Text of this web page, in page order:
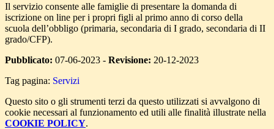
Il servizio consente alle famiglie di presentare la domanda di
iscrizione on line per i propri figli al primo anno di corso della
scuola dell’obbligo (primaria, secondaria di I grado, secondaria di II
grado/CFP).
Pubblicato: 07-06-2023 - Revisione: 20-12-2023
Tag pagina: Servizi
Questo sito o gli strumenti terzi da questo utilizzati si avvalgono di
cookie necessari al funzionamento ed utili alle finalità illustrate nella
COOKIE POLICY.